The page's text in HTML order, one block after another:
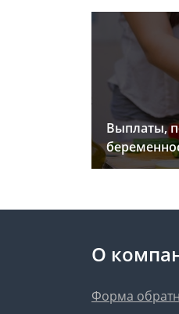
Выплаты,
О
Форма